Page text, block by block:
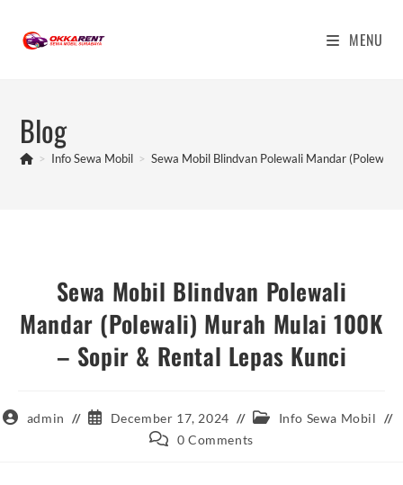
content
MENU
Blog
> Info Sewa Mobil > Sewa Mobil Blindvan Polewali Mandar
Sewa Mobil Blindvan Polewali
Mandar (Polewali) Murah Mulai 100K
– Sopir & Rental Lepas Kunci
Postadmin
Post
published:
December 17, 2024
Post Info Sewa Mobil
Post 0 Comments